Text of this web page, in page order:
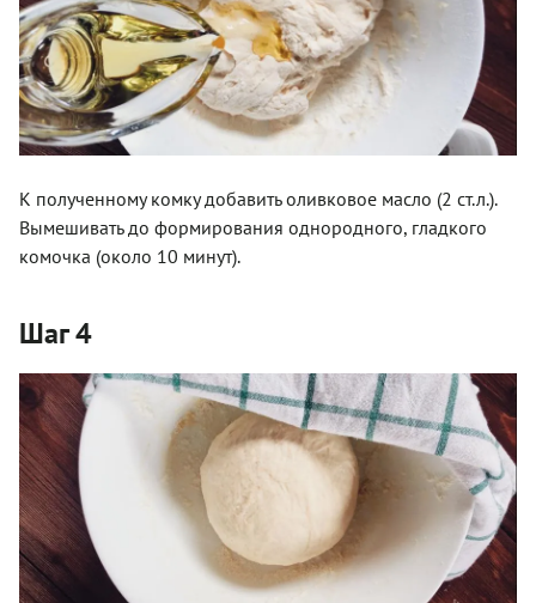
К полученному комку добавить оливковое масло (2 ст.л.).
Вымешивать до формирования однородного, гладкого
комочка (около 10 минут).
Шаг 4